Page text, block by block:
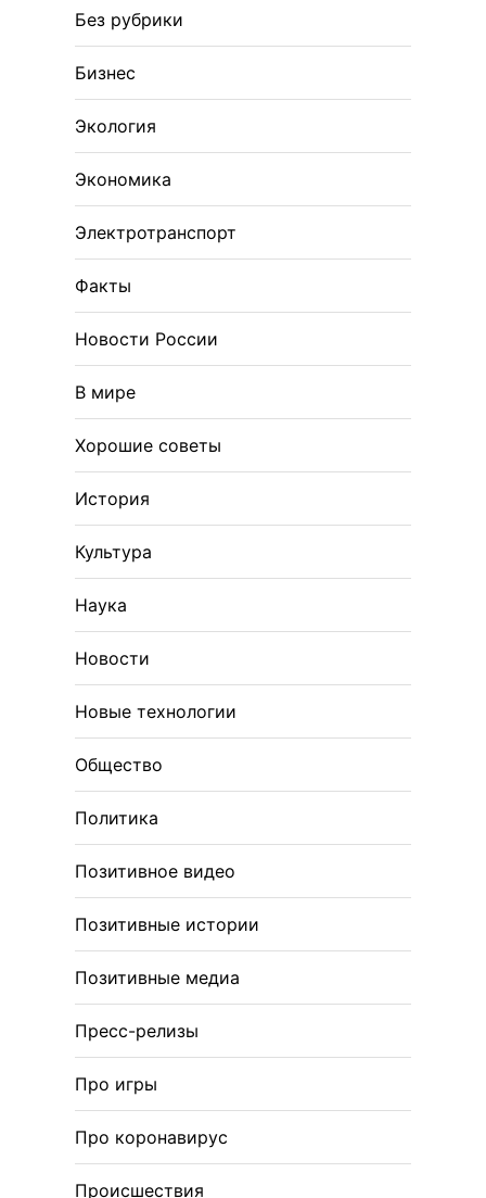
Без рубрики
Бизнес
Экология
Экономика
Электротранспорт
Факты
Новости России
В мире
Хорошие советы
История
Культура
Наука
Новости
Новые технологии
Общество
Политика
Позитивное видео
Позитивные истории
Позитивные медиа
Пресс-релизы
Про игры
Про коронавирус
Происшествия